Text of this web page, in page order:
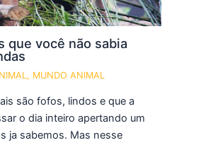
que você não sabia
, MUNDO ANIMAL
são fofos, lindos e que a
o dia inteiro apertando um
ja sabemos. Mas nesse